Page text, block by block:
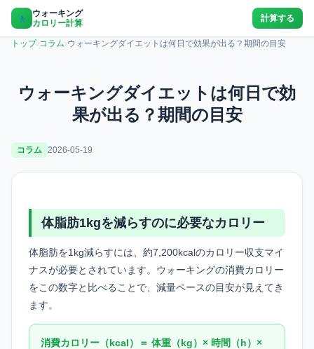
🚶
ウォーキング
カロリー計算
計算する
トップ›コラム›ウォーキングダイエットは何日で効果が出る？期間の目安
ウォーキングダイエットは何日で効
果が出る？期間の目安
コラム 2026-05-19
体脂肪1kgを減らすのに必要なカロリー
体脂肪を1kg減らすには、約7,200kcalのカロリー収支マイ
ナスが必要とされています。ウォーキングの消費カロリー
をこの数字と比べることで、減量ペースの目安が見えてき
ます。
消費カロリー（kcal）＝ 体重（kg）× 時間（h）×